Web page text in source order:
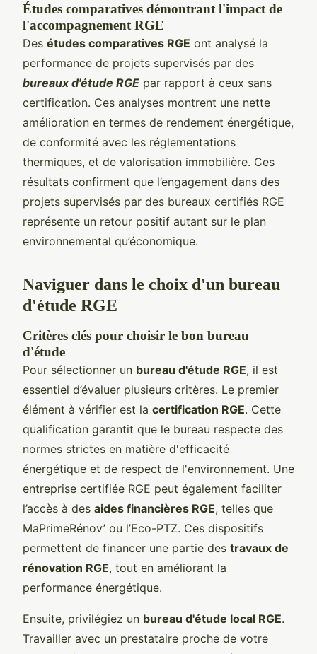
Études comparatives démontrant l'impact de
l'accompagnement RGE
Des études comparatives RGE ont analysé la
performance de projets supervisés par des
bureaux d'étude RGE par rapport à ceux sans
certification. Ces analyses montrent une nette
amélioration en termes de rendement énergétique,
de conformité avec les réglementations
thermiques, et de valorisation immobilière. Ces
résultats confirment que l’engagement dans des
projets supervisés par des bureaux certifiés RGE
représente un retour positif autant sur le plan
environnemental qu’économique.
Naviguer dans le choix d'un bureau
d'étude RGE
Critères clés pour choisir le bon bureau
d'étude
Pour sélectionner un bureau d'étude RGE, il est
essentiel d’évaluer plusieurs critères. Le premier
élément à vérifier est la certification RGE. Cette
qualification garantit que le bureau respecte des
normes strictes en matière d'efficacité
énergétique et de respect de l'environnement. Une
entreprise certifiée RGE peut également faciliter
l’accès à des aides financières RGE, telles que
MaPrimeRénov’ ou l’Eco-PTZ. Ces dispositifs
permettent de financer une partie des travaux de
rénovation RGE, tout en améliorant la
performance énergétique.
Ensuite, privilégiez un bureau d'étude local RGE.
Travailler avec un prestataire proche de votre